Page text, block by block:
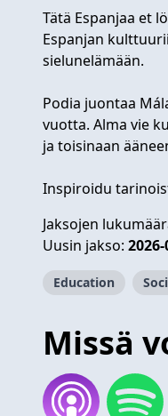
Tätä Espanjaa et
Espanjan
sielunelämään.
Podia juontaa
vuotta. Alma vie
ja toisinaan
Inspiroidu
Jaksojen
Uusin jakso:
Education
Missä